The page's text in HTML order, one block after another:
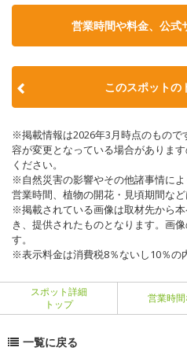
営業時間や料金、公式
このスポットの
※掲載情報は2026年3月時点のもので
容が変更となっている場合がありま
ください。
※自然災害の影響やその他諸事情に
営業時間、植物の開花・見頃期間な
※掲載されている画像は取材先から
き、提供されたものとなります。画
す。
※表示料金は消費税8％ないし10％の
スポット詳細
トップ
営業時
一覧に戻る